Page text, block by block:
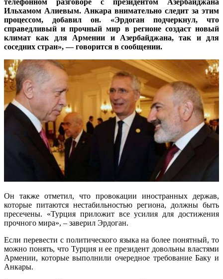
телефонном разговоре с президентом Азербайджана
Ильхамом Алиевым. Анкара внимательно следит за этим
процессом, добавил он. «Эрдоган подчеркнул, что
справедливый и прочный мир в регионе создаст новый
климат как для Армении и Азербайджана, так и для
соседних стран», — говорится в сообщении.
Он также отметил, что провокации иностранных держав,
которые питаются нестабильностью региона, должны быть
пресечены. «Турция приложит все усилия для достижения
прочного мира», – заверил Эрдоган.
Если перевести с политического языка на более понятный, то
можно понять, что Турция и ее президент довольны властями
Армении, которые выполнили очередное требование Баку и
Анкары.